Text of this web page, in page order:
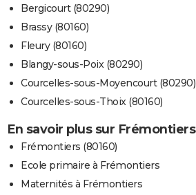
Bergicourt (80290)
Brassy (80160)
Fleury (80160)
Blangy-sous-Poix (80290)
Courcelles-sous-Moyencourt (80290)
Courcelles-sous-Thoix (80160)
En savoir plus sur Frémontiers
Frémontiers (80160)
Ecole primaire à Frémontiers
Maternités à Frémontiers